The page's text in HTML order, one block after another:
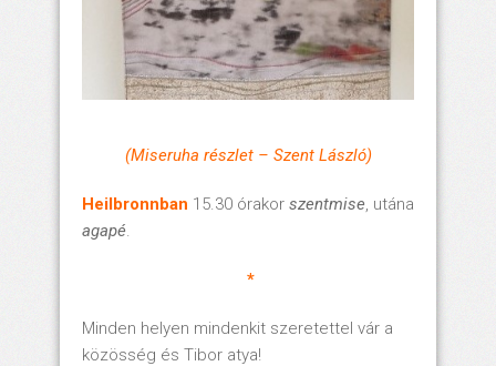
(Miseruha részlet – Szent László)
Heilbronnban 15.30 órakor szentmise, utána
agapé.
*
Minden helyen mindenkit szeretettel vár a
közösség és Tibor atya!